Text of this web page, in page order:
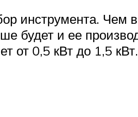
инструмента. Чем
будет и ее
от 0,5 кВт до 1,5 кВт.